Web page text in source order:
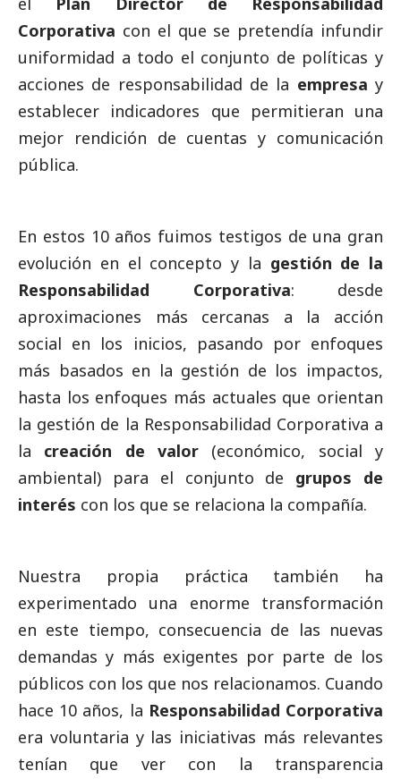
Corporativa con el que se pretendía infundir
uniformidad a todo el conjunto de políticas y
acciones de responsabilidad de la empresa y
establecer indicadores que permitieran una
mejor rendición de cuentas y comunicación
pública.
En estos 10 años fuimos testigos de una gran
evolución en el concepto y la gestión de la
Responsabilidad Corporativa: desde
aproximaciones más cercanas a la acción
social en los inicios, pasando por enfoques
más basados en la gestión de los impactos,
hasta los enfoques más actuales que orientan
la gestión de la Responsabilidad Corporativa a
la creación de valor (económico, social y
ambiental) para el conjunto de grupos de
interés con los que se relaciona la compañía.
Nuestra propia práctica también ha
experimentado una enorme transformación
en este tiempo, consecuencia de las nuevas
demandas y más exigentes por parte de los
públicos con los que nos relacionamos. Cuando
hace 10 años, la Responsabilidad Corporativa
era voluntaria y las iniciativas más relevantes
tenían que ver con la transparencia